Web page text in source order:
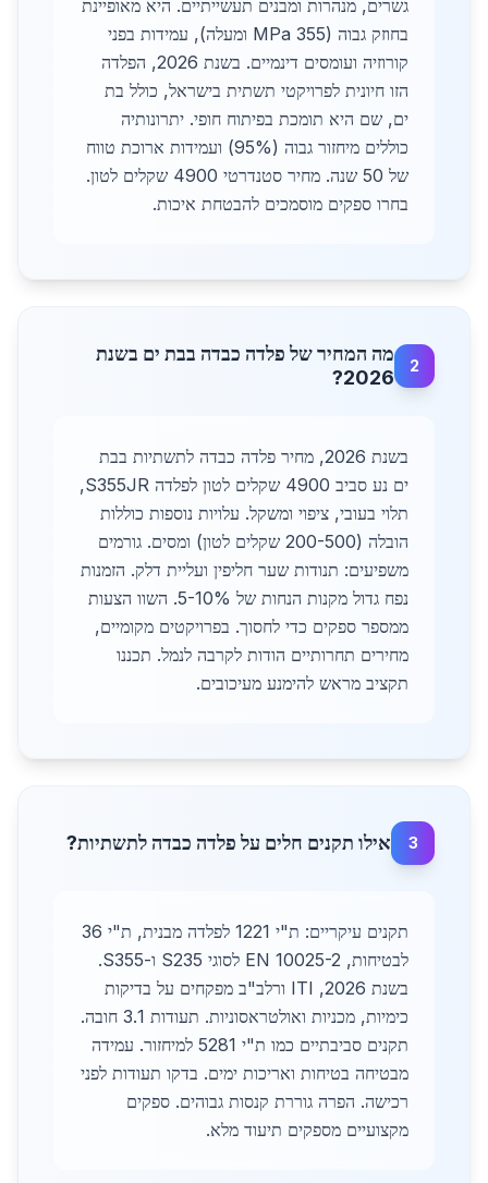
גשרים, מנהרות ומבנים תעשייתיים. היא מאופיינת
בחוזק גבוה (355 MPa ומעלה), עמידות בפני
קורוזיה ועומסים דינמיים. בשנת 2026, הפלדה
הזו חיונית לפרויקטי תשתית בישראל, כולל בת
ים, שם היא תומכת בפיתוח חופי. יתרונותיה
כוללים מיחזור גבוה (95%) ועמידות ארוכת טווח
של 50 שנה. מחיר סטנדרטי 4900 שקלים לטון.
בחרו ספקים מוסמכים להבטחת איכות.
2
מה המחיר של פלדה כבדה בבת ים בשנת
2026?
בשנת 2026, מחיר פלדה כבדה לתשתיות בבת
ים נע סביב 4900 שקלים לטון לפלדה S355JR,
תלוי בעובי, ציפוי ומשקל. עלויות נוספות כוללות
הובלה (200-500 שקלים לטון) ומסים. גורמים
משפיעים: תנודות שער חליפין ועליית דלק. הזמנות
נפח גדול מקנות הנחות של 5-10%. השוו הצעות
ממספר ספקים כדי לחסוך. בפרויקטים מקומיים,
מחירים תחרותיים הודות לקרבה לנמל. תכננו
תקציב מראש להימנע מעיכובים.
3 אילו תקנים חלים על פלדה כבדה לתשתיות?
תקנים עיקריים: ת"י 1221 לפלדה מבנית, ת"י 36
לבטיחות, EN 10025-2 לסוגי S235 ו-S355.
בשנת 2026, ITI ורלב"ב מפקחים על בדיקות
כימיות, מכניות ואולטראסוניות. תעודות 3.1 חובה.
תקנים סביבתיים כמו ת"י 5281 למיחזור. עמידה
מבטיחה בטיחות ואריכות ימים. בדקו תעודות לפני
רכישה. הפרה גוררת קנסות גבוהים. ספקים
מקצועיים מספקים תיעוד מלא.